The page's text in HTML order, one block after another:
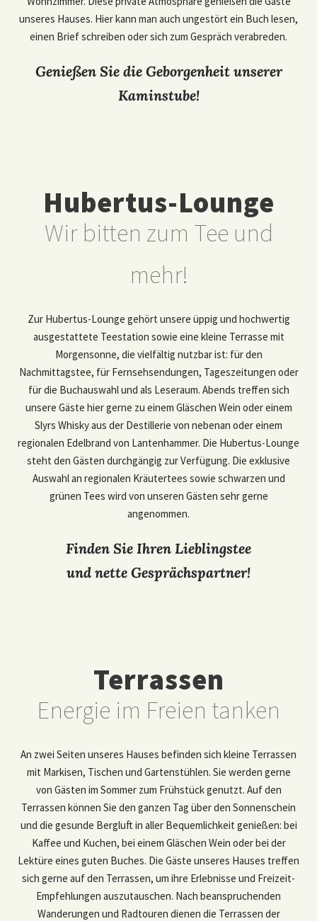
unseres Hauses. Hier kann man auch ungestört ein Buch lesen,
einen Brief schreiben oder sich zum Gespräch verabreden.
Genießen Sie die Geborgenheit unserer
Kaminstube!
Hubertus-Lounge
Wir bitten zum Tee und
mehr!
Zur Hubertus-Lounge gehört unsere üppig und hochwertig
ausgestattete Teestation sowie eine kleine Terrasse mit
Morgensonne, die vielfältig nutzbar ist: für den
Nachmittagstee, für Fernsehsendungen, Tageszeitungen oder
für die Buchauswahl und als Leseraum. Abends treffen sich
unsere Gäste hier gerne zu einem Gläschen Wein oder einem
Slyrs Whisky aus der Destillerie von nebenan oder einem
regionalen Edelbrand von Lantenhammer. Die Hubertus-Lounge
steht den Gästen durchgängig zur Verfügung. Die exklusive
Auswahl an regionalen Kräutertees sowie schwarzen und
grünen Tees wird von unseren Gästen sehr gerne
angenommen.
Finden Sie Ihren Lieblingstee
und nette Gesprächspartner!
Terrassen
Energie im Freien tanken
An zwei Seiten unseres Hauses befinden sich kleine Terrassen
mit Markisen, Tischen und Gartenstühlen. Sie werden gerne
von Gästen im Sommer zum Frühstück genutzt. Auf den
Terrassen können Sie den ganzen Tag über den Sonnenschein
und die gesunde Bergluft in aller Bequemlichkeit genießen: bei
Kaffee und Kuchen, bei einem Gläschen Wein oder bei der
Lektüre eines guten Buches. Die Gäste unseres Hauses treffen
sich gerne auf den Terrassen, um ihre Erlebnisse und Freizeit-
Empfehlungen auszutauschen. Nach beanspruchenden
Wanderungen und Radtouren dienen die Terrassen der